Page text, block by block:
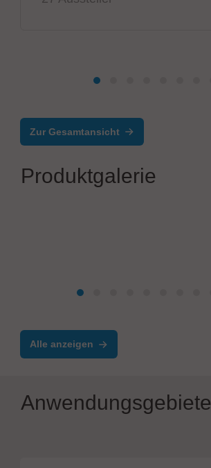
Zur Gesamtansicht
Produktgalerie
Alle anzeigen
Anwendungsgebiete